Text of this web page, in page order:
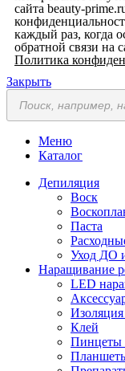
сайта beauty-
каждый раз, когда
обратной связи на
Политика
Закрыть
Меню
Каталог
Депиляция
Воск
Паста
Уход ДО
Наращивание
LED
Клей
Пинцеты